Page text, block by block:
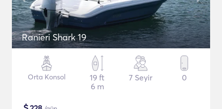
Ranieri Shark 19
Orta Konsol
19 ft
6 m
7 Seyir 0